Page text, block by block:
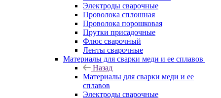
Электроды сварочные
Проволока сплошная
Проволока порошковая
Прутки присадочные
Флюс сварочный
Ленты сварочные
Материалы для сварки меди и ее сплавов
Назад
Материалы для сварки меди и ее
сплавов
Электроды сварочные